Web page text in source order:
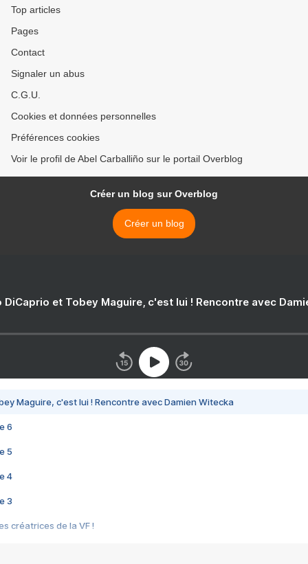
Top articles
Pages
Contact
Signaler un abus
C.G.U.
Cookies et données personnelles
Préférences cookies
Voir le profil de Abel Carballiño sur le portail Overblog
Créer un blog sur Overblog
Créer un blog
DiCaprio et Tobey Maguire, c'est lui ! Rencontre avec
Maguire, c'est lui ! Rencontre avec Damien Witecka
6
5
4
3
créatrices de la VF !